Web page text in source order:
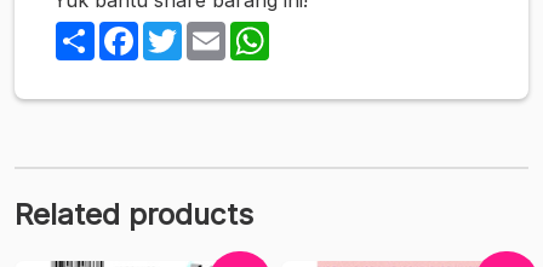
Kaisen)
quantity
ShareFacebook
TwitterEmail
Related products